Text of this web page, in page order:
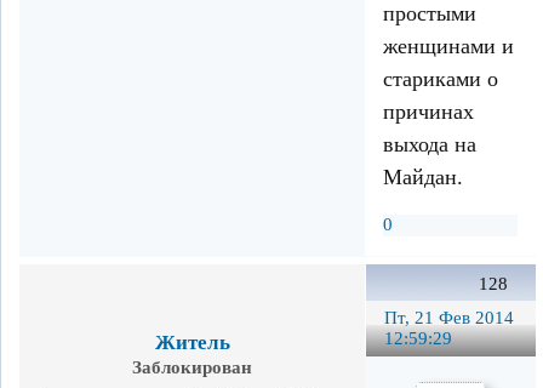
простыми
женщинами и
стариками о
причинах
выхода на
Майдан.
0
128
Пт, 21 Фев 2014
12:59:29
Житель
Заблокирован